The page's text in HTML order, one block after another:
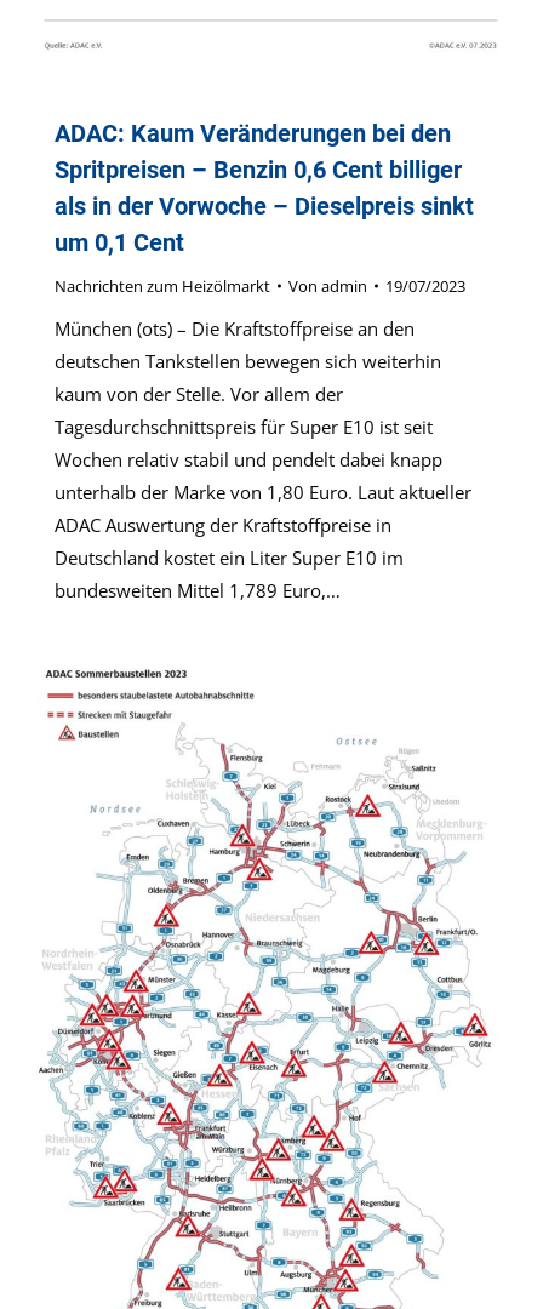
ADAC: Kaum Veränderungen bei den
Spritpreisen – Benzin 0,6 Cent billiger
als in der Vorwoche – Dieselpreis sinkt
um 0,1 Cent
Nachrichten zum Heizölmarkt Von admin 19/07/2023
München (ots) – Die Kraftstoffpreise an den
deutschen Tankstellen bewegen sich weiterhin
kaum von der Stelle. Vor allem der
Tagesdurchschnittspreis für Super E10 ist seit
Wochen relativ stabil und pendelt dabei knapp
unterhalb der Marke von 1,80 Euro. Laut aktueller
ADAC Auswertung der Kraftstoffpreise in
Deutschland kostet ein Liter Super E10 im
bundesweiten Mittel 1,789 Euro,…